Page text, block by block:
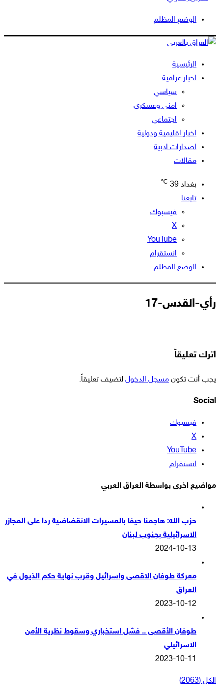
الوضع المظلم
الرئيسية
اخبار عراقية
سياسي
امني وعسكري
اجتماعي
اخبار اقليمية ودولية
اصدارات ادبية
مقالات
بغداد 39
℃
تابعنا
فيسبوك
‫X
‫YouTube
انستقرام
الوضع المظلم
رأي-القدس-17
اترك تعليقاً
يجب أنت تكون مسجل الدخول لتضيف تعليقاً.
Social
فيسبوك
‫X
‫YouTube
انستقرام
مواضيع اخرى بواسطة العراق العربي
حزب الله: هاجمنا حيفا بالمسيرات الانقضاضية ردا على المجازر
الاسرائيلية بجنوب لبنان
2024-10-13
معركة طوفان الاقصى واسرائيل وقرب نهاية حكم الذيول في
العراق
2023-10-12
طوفان الأقصى .. فشل استخباري وسقوط نظرية الأمن
الاسرائيلي
2023-10-11
الكل (2063)